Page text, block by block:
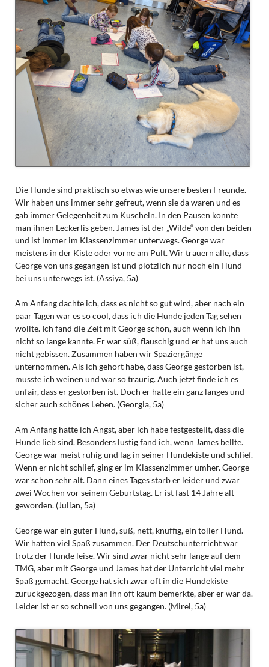
Die Hunde sind praktisch so etwas wie unsere besten Freunde.
Wir haben uns immer sehr gefreut, wenn sie da waren und es
gab immer Gelegenheit zum Kuscheln. In den Pausen konnte
man ihnen Leckerlis geben. James ist der „Wilde“ von den beiden
und ist immer im Klassenzimmer unterwegs. George war
meistens in der Kiste oder vorne am Pult. Wir trauern alle, dass
George von uns gegangen ist und plötzlich nur noch ein Hund
bei uns unterwegs ist. (Assiya, 5a)
Am Anfang dachte ich, dass es nicht so gut wird, aber nach ein
paar Tagen war es so cool, dass ich die Hunde jeden Tag sehen
wollte. Ich fand die Zeit mit George schön, auch wenn ich ihn
nicht so lange kannte. Er war süß, flauschig und er hat uns auch
nicht gebissen. Zusammen haben wir Spaziergänge
unternommen. Als ich gehört habe, dass George gestorben ist,
musste ich weinen und war so traurig. Auch jetzt finde ich es
unfair, dass er gestorben ist. Doch er hatte ein ganz langes und
sicher auch schönes Leben. (Georgia, 5a)
Am Anfang hatte ich Angst, aber ich habe festgestellt, dass die
Hunde lieb sind. Besonders lustig fand ich, wenn James bellte.
George war meist ruhig und lag in seiner Hundekiste und schlief.
Wenn er nicht schlief, ging er im Klassenzimmer umher. George
war schon sehr alt. Dann eines Tages starb er leider und zwar
zwei Wochen vor seinem Geburtstag. Er ist fast 14 Jahre alt
geworden. (Julian, 5a)
George war ein guter Hund, süß, nett, knuffig, ein toller Hund.
Wir hatten viel Spaß zusammen. Der Deutschunterricht war
trotz der Hunde leise. Wir sind zwar nicht sehr lange auf dem
TMG, aber mit George und James hat der Unterricht viel mehr
Spaß gemacht. George hat sich zwar oft in die Hundekiste
zurückgezogen, dass man ihn oft kaum bemerkte, aber er war da.
Leider ist er so schnell von uns gegangen. (Mirel, 5a)